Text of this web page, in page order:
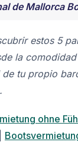
de Mallorca
estos 5
la
tu propio
ohne